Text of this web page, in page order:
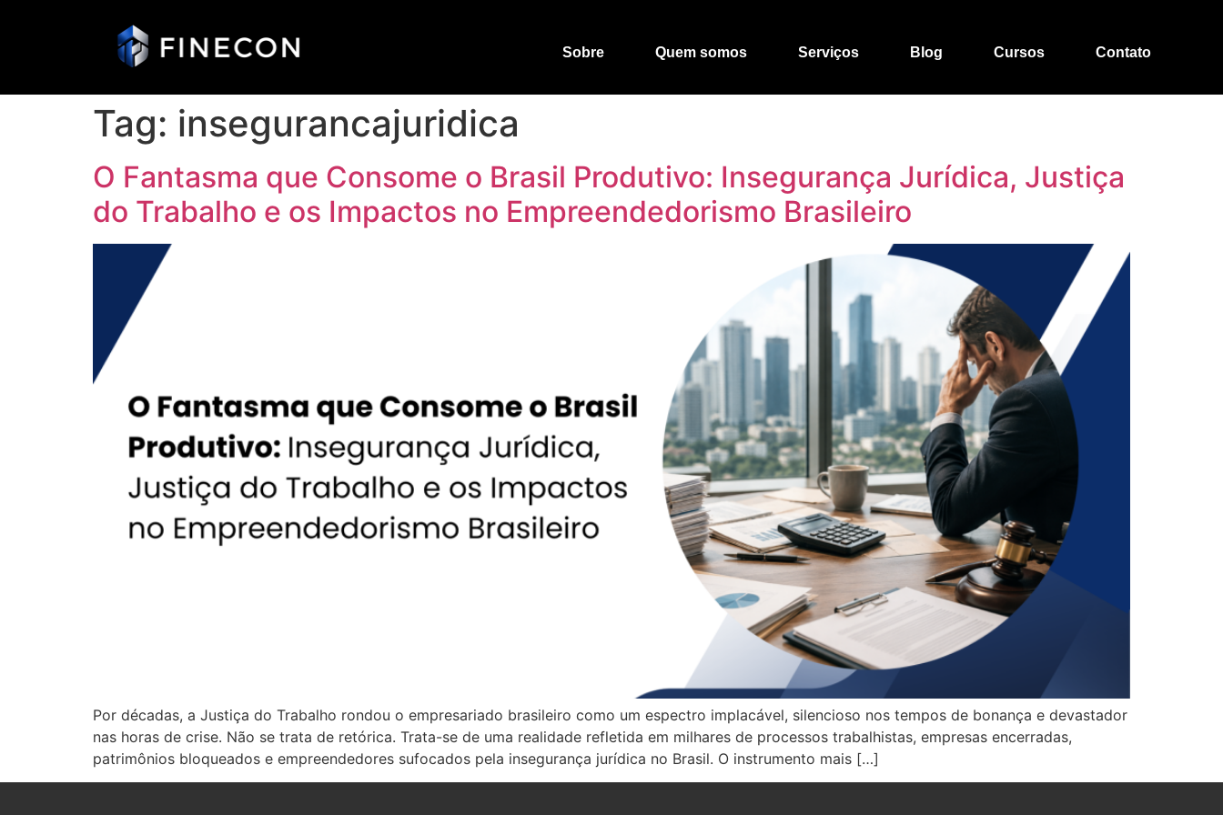
Sobre Quem somos Serviços Blog Cursos Contato
Tag: insegurancajuridica
O Fantasma que Consome o Brasil Produtivo: Insegurança Jurídica, Justiça
do Trabalho e os Impactos no Empreendedorismo Brasileiro
Por décadas, a Justiça do Trabalho rondou o empresariado brasileiro como um espectro implacável, silencioso nos tempos de bonança e devastador
nas horas de crise. Não se trata de retórica. Trata-se de uma realidade refletida em milhares de processos trabalhistas, empresas encerradas,
patrimônios bloqueados e empreendedores sufocados pela insegurança jurídica no Brasil. O instrumento mais […]